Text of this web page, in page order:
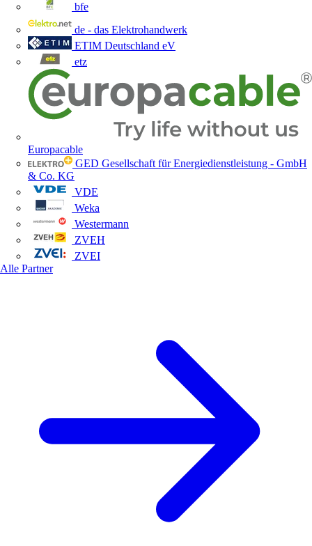
bfe
de - das Elektrohandwerk
ETIM Deutschland eV
etz
Europacable
GED Gesellschaft für Energiedienstleistung - GmbH
& Co. KG
VDE
Weka
Westermann
ZVEH
ZVEI
Alle Partner